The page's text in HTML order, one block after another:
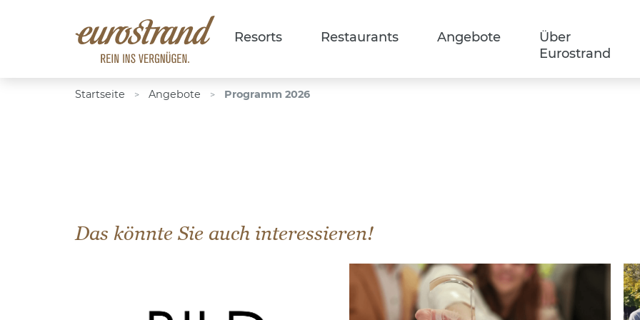
Resorts Restaurants Angebote
Über
Eurostrand
Startseite > Angebote > Programm 2026
Das könnte Sie auch interessieren!